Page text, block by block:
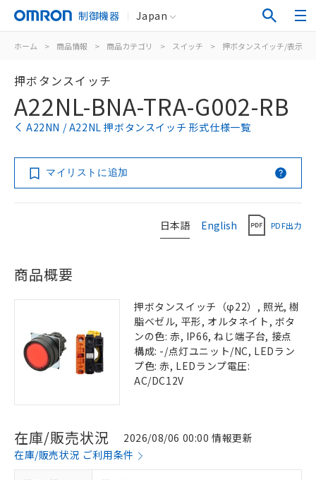
制御機器 Japan
ホーム > 商品情報 > 商品カテゴリ > スイッチ > 押ボタンスイッチ/表示灯
押ボタンスイッチ
A22NL-BNA-TRA-G002-RB
A22NN / A22NL 押ボタンスイッチ 形式仕様一覧
マイリストに追加
日本語 English PDF出力
商品概要
押ボタンスイッチ（φ22）, 照光, 樹
脂ベゼル, 平形, オルタネイト, ボタ
ンの色: 赤, IP66, ねじ端子台, 接点
構成: -/点灯ユニット/NC, LEDラン
プ色: 赤, LEDランプ電圧:
AC/DC12V
在庫/販売状況
2026/08/06 00:00 情報更新
在庫/販売状況 ご利用条件